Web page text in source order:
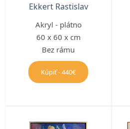
Ekkert Rastislav
Akryl - plátno
60 x 60 x cm
Bez rámu
Kúpiť - 440€